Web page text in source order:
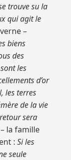
trouve su la
qui agit le
–
biens
des
les
d’or
les terres
de la vie
sera
la famille
: Si les
seule